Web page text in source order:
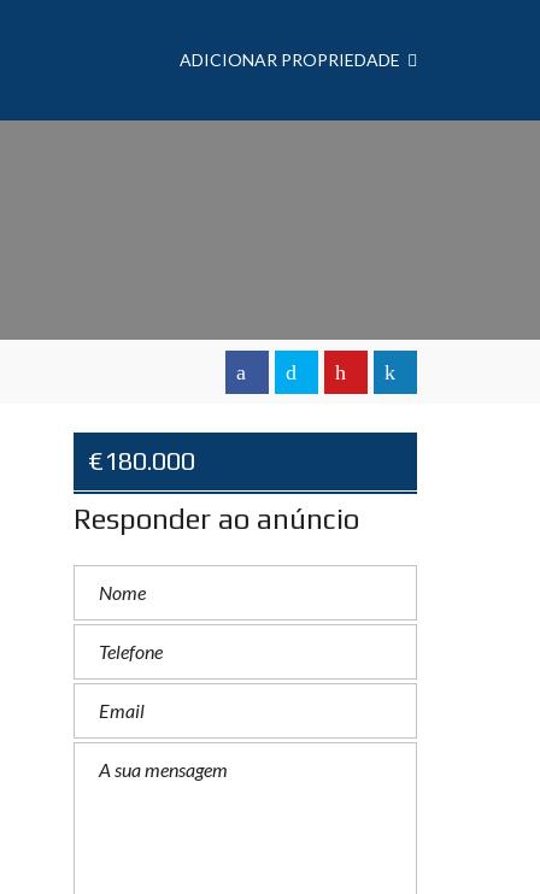
ADICIONAR PROPRIEDADE
€180.000
Responder ao anúncio